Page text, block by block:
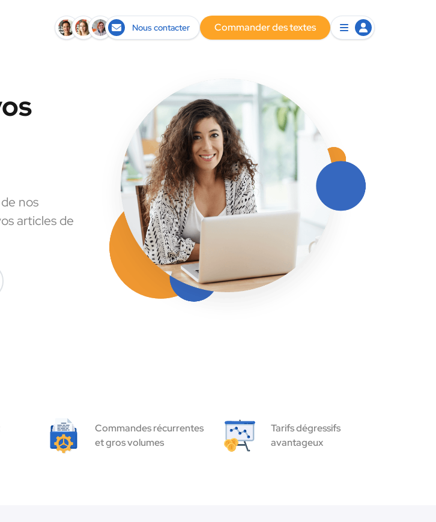
Nous contacter Commander des textes
nos
articles de
Commandes récurrentes
et gros volumes
Tarifs dégressifs
avantageux